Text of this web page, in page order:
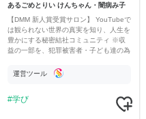
あるごめとりい けんちゃん・闇病み子
【DMM 新人賞受賞サロン】 YouTubeで
は観られない世界の真実を知り、人生を
豊かにする秘密結社コミュニティ ※収
益の一部を、犯罪被害者・子ども達の為
す運営ツール
学び